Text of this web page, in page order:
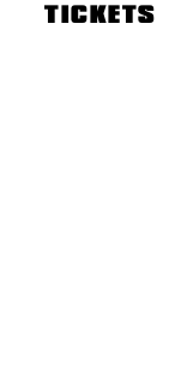
TICKETS